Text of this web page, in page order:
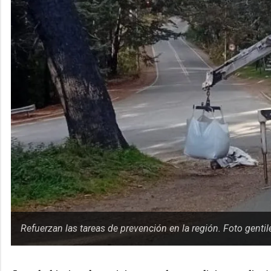
Refuerzan las tareas de prevención en la región. Foto